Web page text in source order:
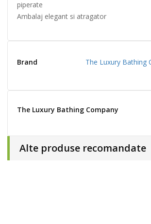
piperate
Ambalaj elegant si atragator
Brand The Luxury Bathing
The Luxury Bathing Company
Alte produse recomandate